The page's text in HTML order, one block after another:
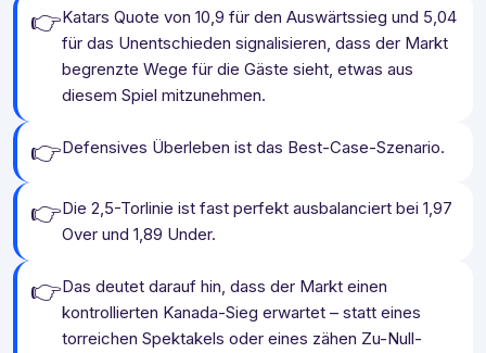
👉Katars Quote von 10,9 für den Auswärtssieg und 5,04
für das Unentschieden signalisieren, dass der Markt
begrenzte Wege für die Gäste sieht, etwas aus
diesem Spiel mitzunehmen.
👉Defensives Überleben ist das Best-Case-Szenario.
👉Die 2,5-Torlinie ist fast perfekt ausbalanciert bei 1,97
Over und 1,89 Under.
👉Das deutet darauf hin, dass der Markt einen
kontrollierten Kanada-Sieg erwartet – statt eines
torreichen Spektakels oder eines zähen Zu-Null-